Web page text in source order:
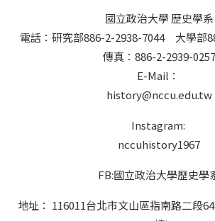
國立政治大學 歷史學系
電話：研究部886-2-2938-7044 大學部
傳真：886-2-2939-0257
E-Mail：
history@nccu.edu.tw
Instagram:
nccuhistory1967
FB:國立政治大學歷史學
地址： 116011台北市文山區指南路二段